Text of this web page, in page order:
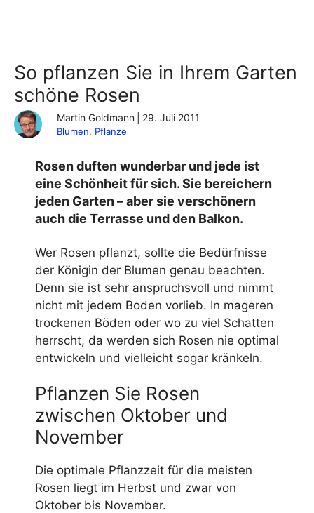
So pflanzen Sie in Ihrem Garten
schöne Rosen
Martin Goldmann 29. Juli 2011
Blumen, Pflanze
Rosen duften wunderbar und jede ist
eine Schönheit für sich. Sie bereichern
jeden Garten – aber sie verschönern
auch die Terrasse und den Balkon.
Wer Rosen pflanzt, sollte die Bedürfnisse
der Königin der Blumen genau beachten.
Denn sie ist sehr anspruchsvoll und nimmt
nicht mit jedem Boden vorlieb. In mageren
trockenen Böden oder wo zu viel Schatten
herrscht, da werden sich Rosen nie optimal
entwickeln und vielleicht sogar kränkeln.
Pflanzen Sie Rosen
zwischen Oktober und
November
Die optimale Pflanzzeit für die meisten
Rosen liegt im Herbst und zwar von
Oktober bis November.